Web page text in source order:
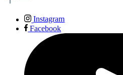
Instagram
Facebook